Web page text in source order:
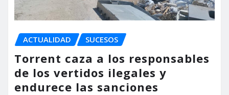
ACTUALIDAD SUCESOS
Torrent caza a los responsables
de los vertidos ilegales y
endurece las sanciones